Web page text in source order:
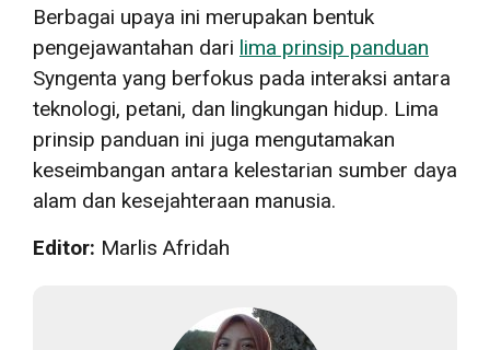
Berbagai upaya ini merupakan bentuk
pengejawantahan dari lima prinsip panduan
Syngenta yang berfokus pada interaksi antara
teknologi, petani, dan lingkungan hidup. Lima
prinsip panduan ini juga mengutamakan
keseimbangan antara kelestarian sumber daya
alam dan kesejahteraan manusia.
Editor: Marlis Afridah